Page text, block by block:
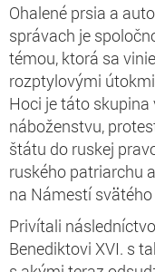
Ohalené prsia a
správach je
témou, ktorá sa
rozptylovými
Hoci je táto
náboženstvu,
štátu do ruskej
ruského patriarchu
na Námestí svätého
Privítali
Benediktovi XVI. s